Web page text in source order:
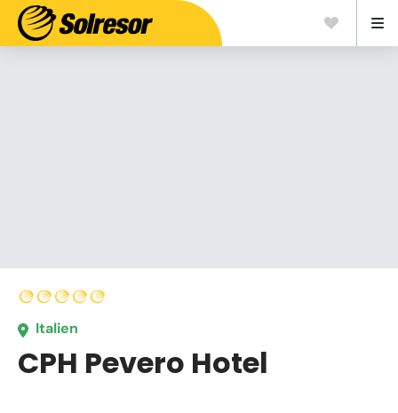
Italien
CPH Pevero Hotel